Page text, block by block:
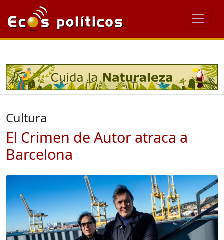
Cultura
El Crimen de Autor atraca a
Barcelona